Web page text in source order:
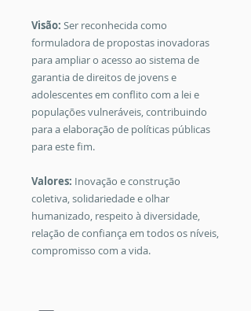
Visão: Ser reconhecida como
formuladora de propostas inovadoras
para ampliar o acesso ao sistema de
garantia de direitos de jovens e
adolescentes em conflito com a lei e
populações vulneráveis, contribuindo
para a elaboração de políticas públicas
para este fim.​
Valores: Inovação e construção
coletiva, solidariedade e olhar
humanizado, respeito à diversidade,
relação de confiança em todos os níveis,
compromisso com a vida.